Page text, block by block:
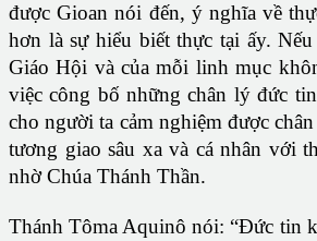
được Gioan nói đến, ý nghĩa về
hơn là sự hiểu biết thực tại ấy.
Giáo Hội và của mỗi linh mục
việc công bố những chân lý đức
cho người ta cảm nghiệm được
tương giao sâu xa và cá nhân với
nhờ Chúa Thánh Thần.
Thánh Tôma Aquinô nói: “Đức tin